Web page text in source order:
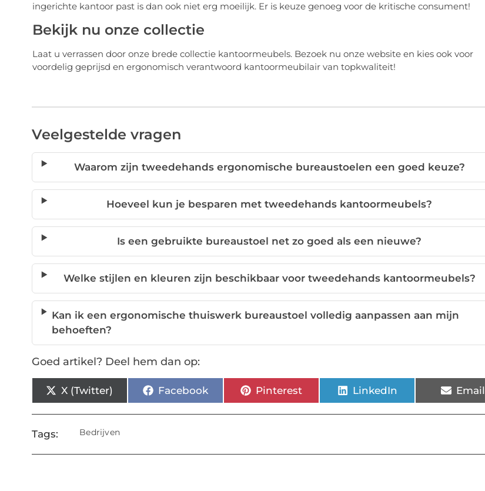
ingerichte kantoor past is dan ook niet erg moeilijk. Er is keuze genoeg voor de kritische consument!
Bekijk nu onze collectie
Laat u verrassen door onze brede collectie kantoormeubels. Bezoek nu onze website en kies ook voor
voordelig geprijsd en ergonomisch verantwoord kantoormeubilair van topkwaliteit!
Veelgestelde vragen
Waarom zijn tweedehands ergonomische bureaustoelen een goed keuze?
Hoeveel kun je besparen met tweedehands kantoormeubels?
Is een gebruikte bureaustoel net zo goed als een nieuwe?
Welke stijlen en kleuren zijn beschikbaar voor tweedehands kantoormeubels?
Kan ik een ergonomische thuiswerk bureaustoel volledig aanpassen aan mijn
behoeften?
Goed artikel? Deel hem dan op:
X (Twitter) Facebook Pinterest LinkedIn Email
Tags: Bedrijven